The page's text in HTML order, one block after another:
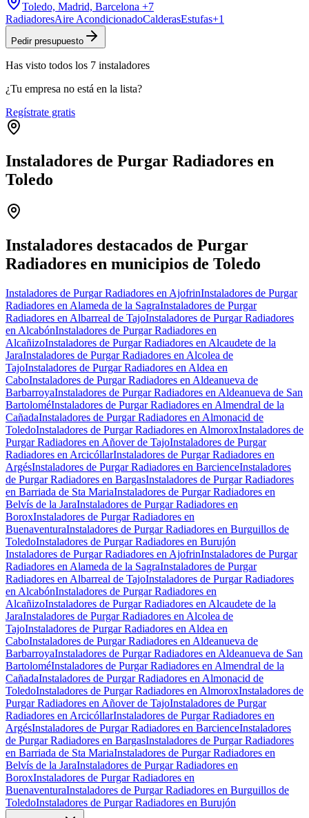
Toledo, Madrid, Barcelona +7
RadiadoresAire AcondicionadoCalderasEstufas+1
Pedir presupuesto
Has visto todos los 7 instaladores
¿Tu empresa no está en la lista?
Regístrate gratis
Instaladores de Purgar Radiadores en
Toledo
−
Instaladores destacados de Purgar
Radiadores en municipios de Toledo
Instaladores de Purgar Radiadores en AjofrinInstaladores de Purgar
Radiadores en Alameda de la SagraInstaladores de Purgar
Radiadores en Albarreal de TajoInstaladores de Purgar Radiadores
en AlcabónInstaladores de Purgar Radiadores en
AlcañizoInstaladores de Purgar Radiadores en Alcaudete de la
JaraInstaladores de Purgar Radiadores en Alcolea de
TajoInstaladores de Purgar Radiadores en Aldea en
CaboInstaladores de Purgar Radiadores en Aldeanueva de
BarbarroyaInstaladores de Purgar Radiadores en Aldeanueva de San
BartoloméInstaladores de Purgar Radiadores en Almendral de la
CañadaInstaladores de Purgar Radiadores en Almonacid de
ToledoInstaladores de Purgar Radiadores en AlmoroxInstaladores de
Purgar Radiadores en Añover de TajoInstaladores de Purgar
Radiadores en ArcicóllarInstaladores de Purgar Radiadores en
ArgésInstaladores de Purgar Radiadores en BarcienceInstaladores
de Purgar Radiadores en BargasInstaladores de Purgar Radiadores
en Barriada de Sta MariaInstaladores de Purgar Radiadores en
Belvís de la JaraInstaladores de Purgar Radiadores en
BoroxInstaladores de Purgar Radiadores en
BuenaventuraInstaladores de Purgar Radiadores en Burguillos de
ToledoInstaladores de Purgar Radiadores en Burujón
Instaladores de Purgar Radiadores en AjofrinInstaladores de Purgar
Radiadores en Alameda de la SagraInstaladores de Purgar
Radiadores en Albarreal de TajoInstaladores de Purgar Radiadores
en AlcabónInstaladores de Purgar Radiadores en
AlcañizoInstaladores de Purgar Radiadores en Alcaudete de la
JaraInstaladores de Purgar Radiadores en Alcolea de
TajoInstaladores de Purgar Radiadores en Aldea en
CaboInstaladores de Purgar Radiadores en Aldeanueva de
BarbarroyaInstaladores de Purgar Radiadores en Aldeanueva de San
BartoloméInstaladores de Purgar Radiadores en Almendral de la
CañadaInstaladores de Purgar Radiadores en Almonacid de
ToledoInstaladores de Purgar Radiadores en AlmoroxInstaladores de
Purgar Radiadores en Añover de TajoInstaladores de Purgar
Radiadores en ArcicóllarInstaladores de Purgar Radiadores en
ArgésInstaladores de Purgar Radiadores en BarcienceInstaladores
de Purgar Radiadores en BargasInstaladores de Purgar Radiadores
en Barriada de Sta MariaInstaladores de Purgar Radiadores en
Belvís de la JaraInstaladores de Purgar Radiadores en
BoroxInstaladores de Purgar Radiadores en
BuenaventuraInstaladores de Purgar Radiadores en Burguillos de
ToledoInstaladores de Purgar Radiadores en Burujón